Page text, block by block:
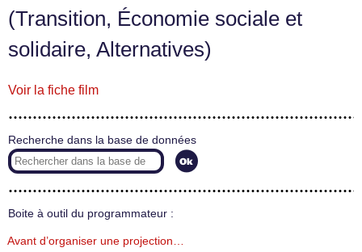
(Transition, Économie sociale et
solidaire, Alternatives)
Voir la fiche film
Recherche dans la base de données
Boite à outil du programmateur :
Avant d’organiser une projection…